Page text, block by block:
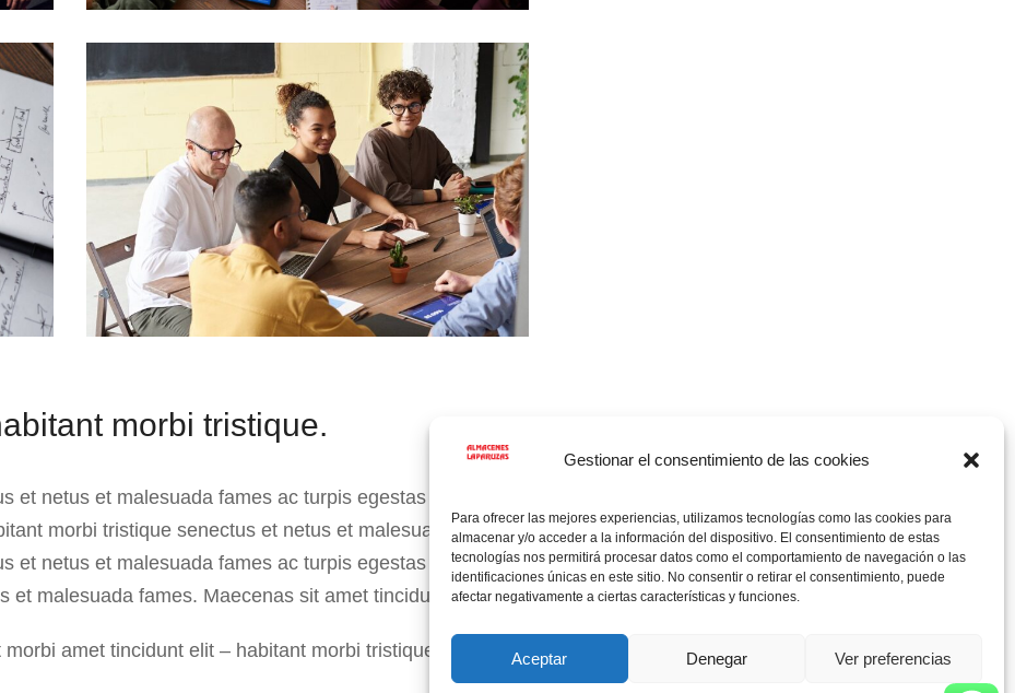
Gestionar el consentimiento de las cookies
Para ofrecer las mejores experiencias, utilizamos tecnologías como las cookies para
almacenar y/o acceder a la información del dispositivo. El consentimiento de estas
tecnologías nos permitirá procesar datos como el comportamiento de navegación o las
identificaciones únicas en este sitio. No consentir o retirar el consentimiento, puede
afectar negativamente a ciertas características y funciones.
Aceptar Denegar Ver preferencias
morbi tristique.
et netus et malesuada fames ac turpis egestas nulla
morbi tristique senectus et netus et malesuada fames.
et netus et malesuada fames ac turpis egestas nulla
et malesuada fames. Maecenas sit amet tincidunt elit.
amet tincidunt elit – habitant morbi tristique senectus